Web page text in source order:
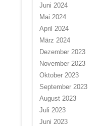
Juni 2024
Mai 2024
April 2024
März 2024
Dezember 2023
November 2023
Oktober 2023
September 2023
August 2023
Juli 2023
Juni 2023